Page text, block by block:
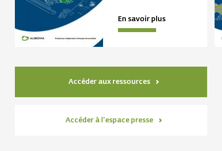
En savoir plus
Accéder aux ressources
Accéder à l'espace presse